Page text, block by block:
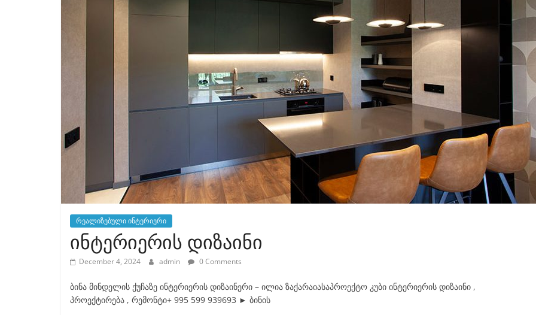
რეალიზებული ინტერიერი
ინტერიერის დიზაინი
December 4, 2024 admin 0 Comments
ბინა მინდელის ქუჩაზე ინტერიერის დიზაინერი – ილია ზაქარაიასაპროექტო კუბი ინტერიერის დიზაინი ,
პროექტირება , რემონტი+ 995 599 939693 ► ბინის